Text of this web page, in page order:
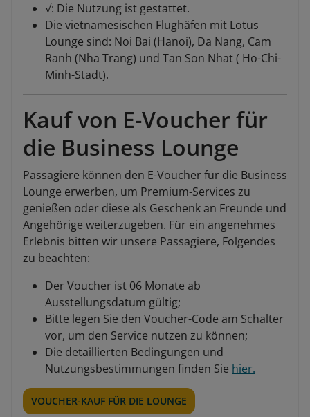
√: Die Nutzung ist gestattet.
Die vietnamesischen Flughäfen mit Lotus
Lounge sind: Noi Bai (Hanoi), Da Nang, Cam
Ranh (Nha Trang) und Tan Son Nhat ( Ho-Chi-
Minh-Stadt).
Kauf von E-Voucher für
die Business Lounge
Passagiere können den E-Voucher für die Business
Lounge erwerben, um Premium-Services zu
genießen oder diese als Geschenk an Freunde und
Angehörige weiterzugeben. Für ein angenehmes
Erlebnis bitten wir unsere Passagiere, Folgendes
zu beachten:
Der Voucher ist 06 Monate ab
Ausstellungsdatum gültig;
Bitte legen Sie den Voucher-Code am Schalter
vor, um den Service nutzen zu können;
Die detaillierten Bedingungen und
Nutzungsbestimmungen finden Sie hier.
VOUCHER-KAUF FÜR DIE LOUNGE